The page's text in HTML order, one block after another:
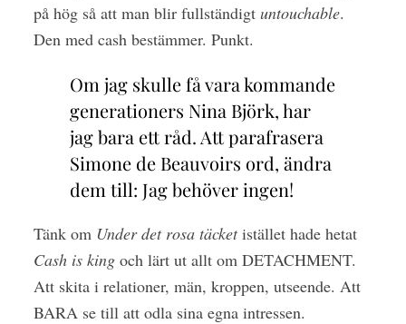
på hög så att man blir fullständigt untouchable.
Den med cash bestämmer. Punkt.
Om jag skulle få vara kommande
generationers Nina Björk, har
jag bara ett råd. Att parafrasera
Simone de Beauvoirs ord, ändra
dem till: Jag behöver ingen!
Tänk om Under det rosa täcketistället hade hetat
Cash is kingoch lärt ut allt om DETACHMENT.
Att skita i relationer, män, kroppen, utseende. Att
BARA se till att odla sina egna intressen.